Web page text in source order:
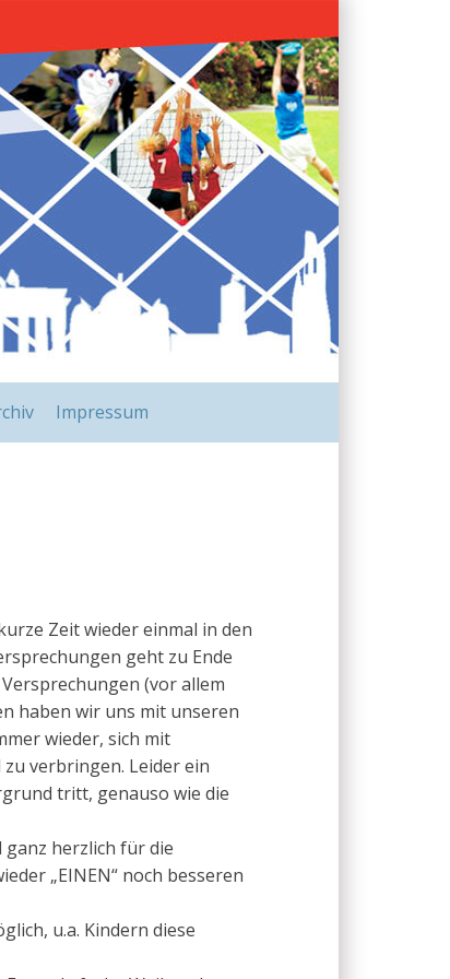
Impressum
Zeit wieder einmal in den
geht zu Ende
(vor allem
haben wir uns mit unseren
wieder, sich mit
verbringen. Leider ein
tritt, genauso wie die
herzlich für die
„EINEN“ noch besseren
u.a. Kindern diese